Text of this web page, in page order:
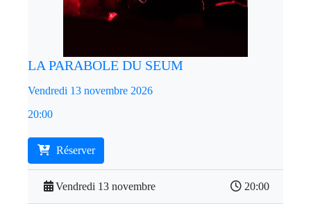
LA PARABOLE DU SEUM
Vendredi 13 novembre 2026
20:00
Réserver
Vendredi 13 novembre 20:00